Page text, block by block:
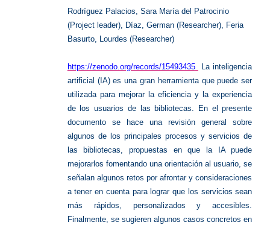
Creators
Rodríguez Palacios, Sara María del Patrocinio
(Project leader), Díaz, German (Researcher), Feria
Basurto, Lourdes (Researcher)
https://zenodo.org/records/15493435
La inteligencia
artificial (IA) es una gran herramienta que puede ser
utilizada para mejorar la eficiencia y la experiencia
de los usuarios de las bibliotecas. En el presente
documento se hace una revisión general sobre
algunos de los principales procesos y servicios de
las bibliotecas, propuestas en que la IA puede
mejorarlos fomentando una orientación al usuario, se
señalan algunos retos por afrontar y consideraciones
a tener en cuenta para lograr que los servicios sean
más rápidos, personalizados y accesibles.
Finalmente, se sugieren algunos casos concretos en